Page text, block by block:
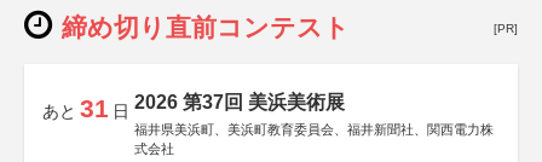
締め切り直前コンテスト [PR]
あと 31 日 2026 第37回 美浜美術展
福井県美浜町、美浜町教育委員会、福井新聞社、関西電力株
式会社